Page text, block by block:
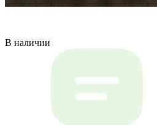
В наличии